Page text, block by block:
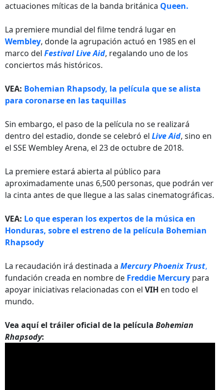
actuaciones míticas de la banda británica Queen.
La premiere mundial del filme tendrá lugar en
Wembley, donde la agrupación actuó en 1985 en el
marco del Festival Live Aid, regalando uno de los
conciertos más históricos.
VEA: Bohemian Rhapsody, la película que se alista
para coronarse en las taquillas
Sin embargo, el paso de la película no se realizará
dentro del estadio, donde se celebró el Live Aid, sino en
el SSE Wembley Arena, el 23 de octubre de 2018.
La premiere estará abierta al público para
aproximadamente unas 6,500 personas, que podrán ver
la cinta antes de que llegue a las salas cinematográficas.
VEA: Lo que esperan los expertos de la música en
Honduras, sobre el estreno de la película Bohemian
Rhapsody
La recaudación irá destinada a Mercury Phoenix Trust,
fundación creada en nombre de Freddie Mercury para
apoyar iniciativas relacionadas con el VIH en todo el
mundo.
Vea aquí el tráiler oficial de la película Bohemian
Rhapsody: